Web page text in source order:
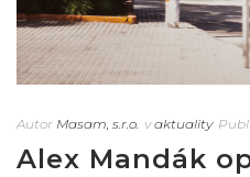
Autor Masam, s.r.o. v aktuality
Alex Mandák